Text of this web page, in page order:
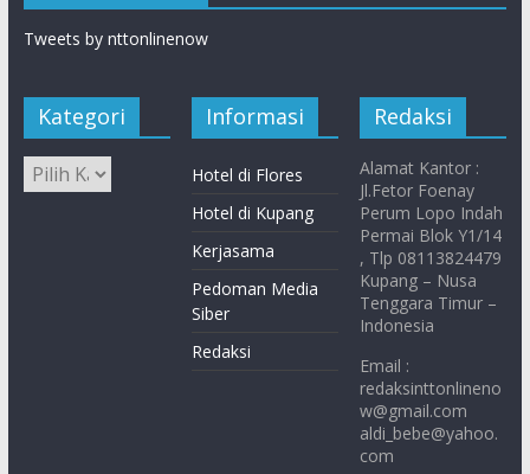
Tweets by nttonlinenow
Kategori Informasi
Hotel di Flores
Hotel di Kupang
Kerjasama
Pedoman Media
Siber
Redaksi
Redaksi
Alamat Kantor :
Jl.Fetor Foenay
Perum Lopo Indah
Permai Blok Y1/14
, Tlp 08113824479
Kupang – Nusa
Tenggara Timur –
Indonesia
Email :
redaksinttonlineno
w@gmail.com
aldi_bebe@yahoo.
com